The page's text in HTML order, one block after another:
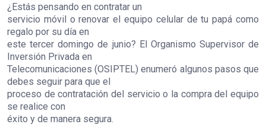
¿Estás pensando en contratar un
servicio móvil o renovar el equipo celular de tu papá como
regalo por su día en
este tercer domingo de junio? El Organismo Supervisor de
Inversión Privada en
Telecomunicaciones (OSIPTEL) enumeró algunos pasos que
debes seguir para que el
proceso de contratación del servicio o la compra del equipo
se realice con
éxito y de manera segura.